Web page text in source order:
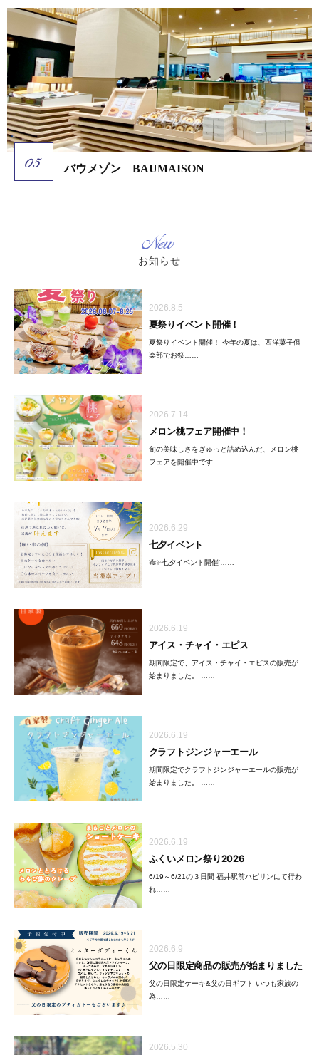
バウメゾン BAUMAISON
New
お知らせ
2026.8.5
夏祭りイベント開催！
夏祭りイベント開催！ 今年の夏は、西洋菓子倶
楽部でお祭……
2026.7.14
メロン桃フェア開催中！
旬の美味しさをぎゅっと詰め込んだ、メロン桃
フェアを開催中です……
2026.6.29
七夕イベント
🎋✨七夕イベント開催'……
2026.6.19
アイス・チャイ・エピス
期間限定で、アイス・チャイ・エピスの販売が
始まりました。 ……
2026.6.19
クラフトジンジャーエール
期間限定でクラフトジンジャーエールの販売が
始まりました。 ……
2026.6.19
ふくいメロン祭り2026
6/19～6/21の３日間 福井駅前ハピリンにて行わ
れ……
2026.6.9
父の日限定商品の販売が始まりました
父の日限定ケーキ&父の日ギフト いつも家族の
為……
2026.5.30